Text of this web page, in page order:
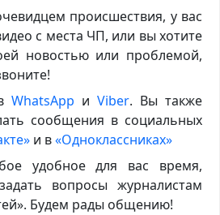
происшествия, у вас
с места ЧП, или вы хотите
новостью или проблемой,
WhatsApp иViber. Вы также
сообщения в социальных
и в«Одноклассниках»
удобное для вас время,
вопросы журналистам
Будем рады общению!